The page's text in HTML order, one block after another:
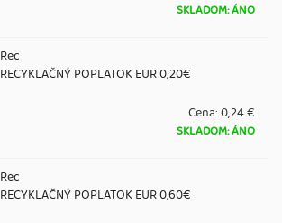
SKLADOM: ÁNO
Rec
RECYKLAČNÝ POPLATOK EUR 0,20€
Cena:0,24 €
SKLADOM: ÁNO
Rec
RECYKLAČNÝ POPLATOK EUR 0,60€